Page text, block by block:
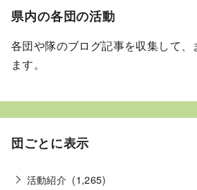
県内の各団の活動
各団や隊のブログ記事を収集して
ます。
団ごとに表示
活動紹介 (1,265)